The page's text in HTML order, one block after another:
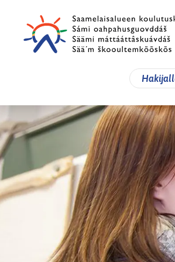
Siirry pääsisältöön Siirry